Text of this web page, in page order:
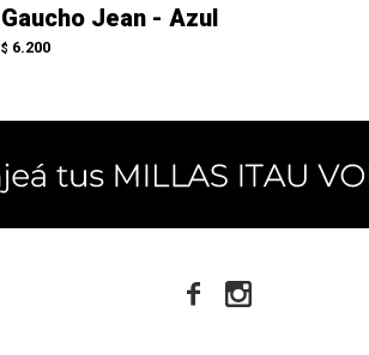
Gaucho Jean - Azul
$ 6.200
 